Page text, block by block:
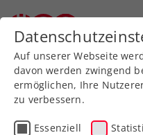
Auf unserer Webseite
davon werden zwingend
ermöglichen, Ihre
zu verbessern.
Essenziell